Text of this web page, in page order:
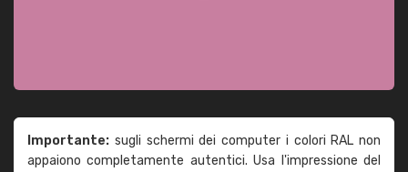
Importante: sugli schermi dei computer i colori RAL non
appaiono completamente autentici. Usa l'impressione del